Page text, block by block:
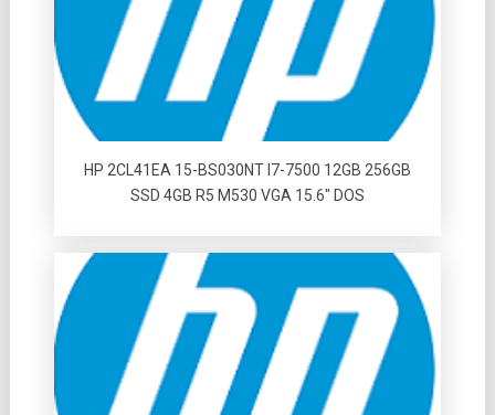
HP 2CL41EA 15-BS030NT I7-7500 12GB 256GB
SSD 4GB R5 M530 VGA 15.6″ DOS